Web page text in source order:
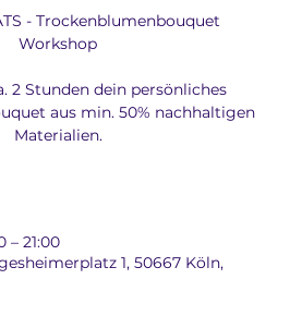
- Trockenblumenbouquet
Workshop
2 Stunden dein persönliches
aus min. 50% nachhaltigen
Materialien.
– 21:00
1, 50667 Köln,